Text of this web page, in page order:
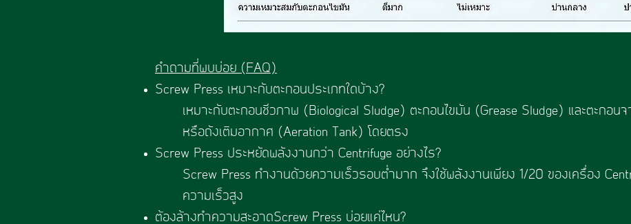
คำถามที่พบบ่อย (FAQ)
Screw Press เหมาะกับตะกอนประเภทใดบ้าง?​
เหมาะกับตะกอนชีวภาพ (Biological Sludge) ตะกอนไขมัน (Grease Sludge) และตะกอน
หรือถังเติมอากาศ (Aeration Tank) โดยตรง
Screw Press ประหยัดพลังงานกว่า Centrifuge อย่างไร?
Screw Press ทำงานด้วยความเร็วรอบต่ำมาก จึงใช้พลังงานเพียง 1/20 ของเครื่อง
ความเร็วสูง
ต้องล้างทำความสะอาดScrew Press บ่อยแค่ไหน?